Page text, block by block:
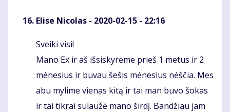
Elise Nicolas - 2020-02-15 - 22:16
Komentaras
Sveiki visi!
Mano Ex ir aš išsiskyrėme prieš 1 metus ir 2
mėnesius ir buvau šešis mėnesius nėščia. Mes
abu mylime vienas kitą ir tai man buvo šokas
ir tai tikrai sulaužė mano širdį. Bandžiau jam